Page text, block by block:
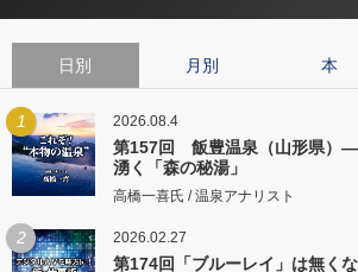
日別 月別 本
1 2026.08.4
第157回 飯豊温泉（山形県）
湧く「森の秘湯」
高橋一喜氏 / 温泉アナリスト
2 2026.02.27
第174回「ブルーレイ」は無く